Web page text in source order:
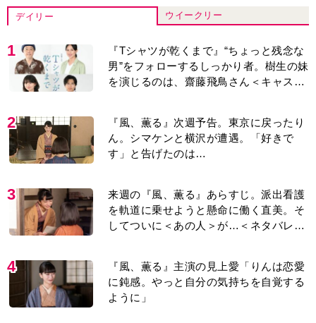
デイリー ウイークリー
1
『Tシャツが乾くまで』“ちょっと残念な
男”をフォローするしっかり者。樹生の妹
を演じるのは、齋藤飛鳥さん＜キャスト
2
『風、薫る』次週予告。東京に戻ったり
ん。シマケンと横沢が遭遇。「好きで
す」と告げたのは…
3
来週の『風、薫る』あらすじ。派出看護
を軌道に乗せようと懸命に働く直美。そ
してついに＜あの人＞が…＜ネタバレあ
4
『風、薫る』主演の見上愛「りんは恋愛
に鈍感。やっと自分の気持ちを自覚する
ように」